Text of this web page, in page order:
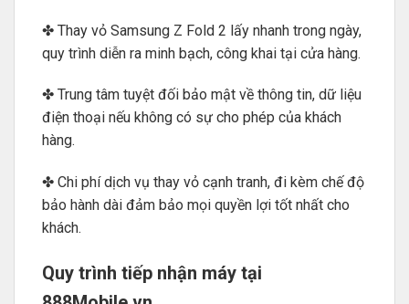
✤ Thay vỏ Samsung Z Fold 2 lấy nhanh trong ngày,
quy trình diễn ra minh bạch, công khai tại cửa hàng.
✤ Trung tâm tuyệt đối bảo mật về thông tin, dữ liệu
điện thoại nếu không có sự cho phép của khách
hàng.
✤ Chi phí dịch vụ thay vỏ cạnh tranh, đi kèm chế độ
bảo hành dài đảm bảo mọi quyền lợi tốt nhất cho
khách.
Quy trình tiếp nhận máy tại